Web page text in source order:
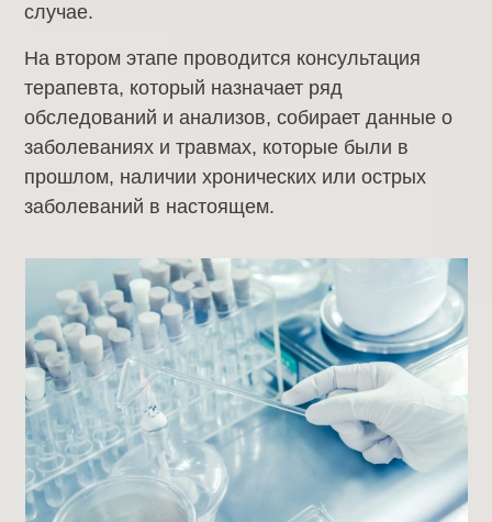
случае.
На втором этапе проводится консультация
терапевта, который назначает ряд
обследований и анализов, собирает данные о
заболеваниях и травмах, которые были в
прошлом, наличии хронических или острых
заболеваний в настоящем.